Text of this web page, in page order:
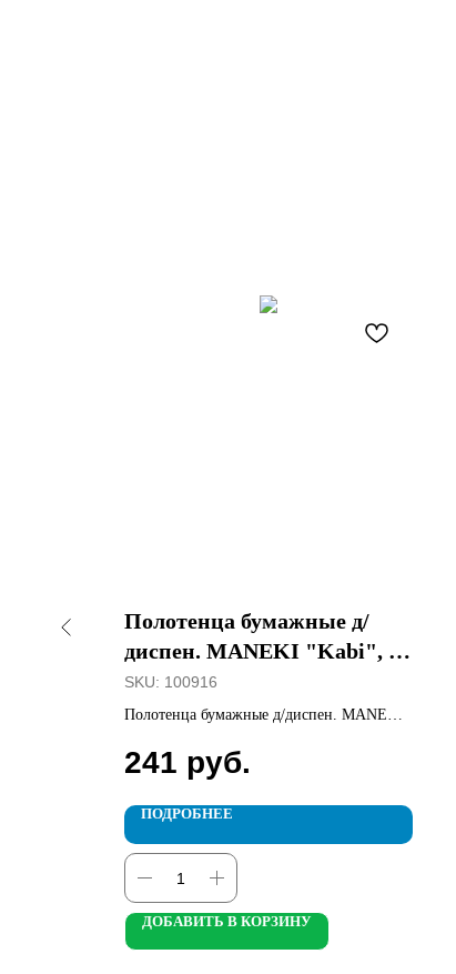
ПЭТ
Полотенца бумажные д/
диспен. MANEKI "Kabi", V-
сл., 250шт
SKU: 100916
Полотенца бумажные д/диспен. MANEKI
241 руб.
ПОДРОБНЕЕ
ДОБАВИТЬ В КОРЗИНУ